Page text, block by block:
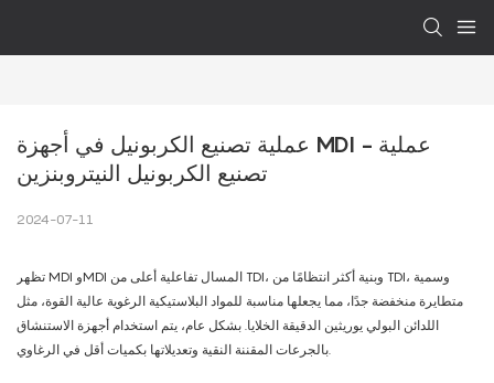
عملية تصنيع الكربونيل في أجهزة MDI - عملية
تصنيع الكربونيل النيتروبنزين
2024-07-11
تظهر MDI وMDI المسال تفاعلية أعلى من TDI، وبنية أكثر انتظامًا من TDI، وسمية
متطايرة منخفضة جدًا، مما يجعلها مناسبة للمواد البلاستيكية الرغوية عالية القوة، مثل
اللدائن البولي يوريثين الدقيقة الخلايا. بشكل عام، يتم استخدام أجهزة الاستنشاق
بالجرعات المقننة النقية وتعديلاتها بكميات أقل في الرغاوي.